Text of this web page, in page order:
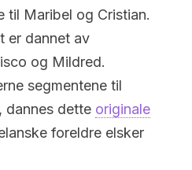
til Maribel og Cristian.
er dannet av
og Mildred.
segmentene til
dannes dette originale
foreldre elsker